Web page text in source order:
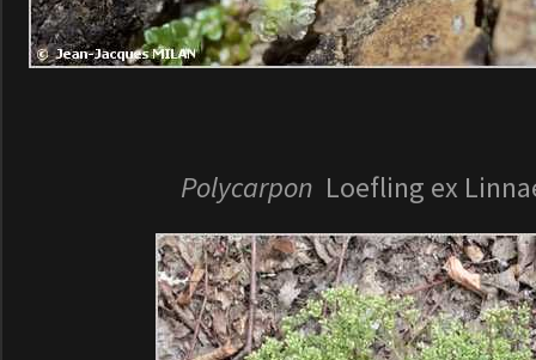
Polycarpon Loefling ex